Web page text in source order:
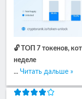
🔓 ТОП 7 токенов,
неделе
... Читать дальше »